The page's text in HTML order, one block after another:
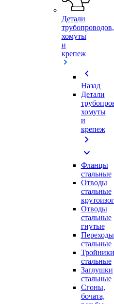
Детали
трубопроводов,
хомуты
и
крепеж
chevron_left
Назад
Детали
хомуты
и
крепеж
chevron_right
expand_more
Фланцы
стальные
Отводы
стальные
Отводы
стальные
гнутые
Переходы
стальные
Тройники
стальные
Заглушки
стальные
Сгоны,
бочата,